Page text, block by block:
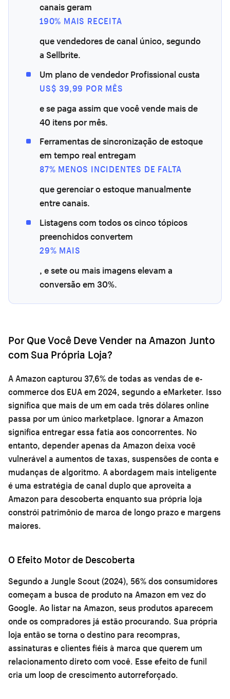
canais geram
190% MAIS RECEITA
que vendedores de canal único, segundo
a Sellbrite.
Um plano de vendedor Profissional custa
US$ 39,99 POR MÊS
e se paga assim que você vende mais de
40 itens por mês.
Ferramentas de sincronização de estoque
em tempo real entregam
87% MENOS INCIDENTES DE FALTA
que gerenciar o estoque manualmente
entre canais.
Listagens com todos os cinco tópicos
preenchidos convertem
29% MAIS
, e sete ou mais imagens elevam a
conversão em 30%.
Por Que Você Deve Vender na Amazon Junto
com Sua Própria Loja?
A Amazon capturou 37,6% de todas as vendas de e-
commerce dos EUA em 2024, segundo a eMarketer. Isso
significa que mais de um em cada três dólares online
passa por um único marketplace. Ignorar a Amazon
significa entregar essa fatia aos concorrentes. No
entanto, depender apenas da Amazon deixa você
vulnerável a aumentos de taxas, suspensões de conta e
mudanças de algoritmo. A abordagem mais inteligente
é uma estratégia de canal duplo que aproveita a
Amazon para descoberta enquanto sua própria loja
constrói patrimônio de marca de longo prazo e margens
maiores.
O Efeito Motor de Descoberta
Segundo a Jungle Scout (2024), 56% dos consumidores
começam a busca de produto na Amazon em vez do
Google. Ao listar na Amazon, seus produtos aparecem
onde os compradores já estão procurando. Sua própria
loja então se torna o destino para recompras,
assinaturas e clientes fiéis à marca que querem um
relacionamento direto com você. Esse efeito de funil
cria um loop de crescimento autorreforçado.